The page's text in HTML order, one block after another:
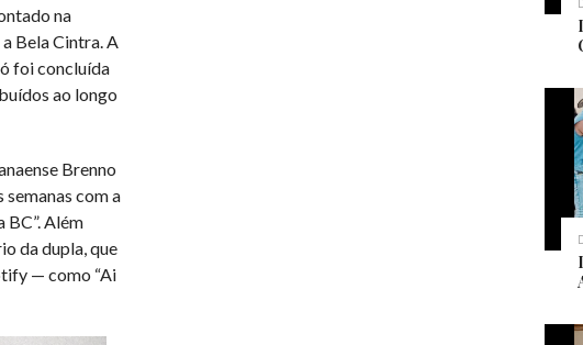
na
Bela Cintra. A
foi concluída
ao longo
Brenno
com a
BC”. Além
da dupla, que
— como “Ai